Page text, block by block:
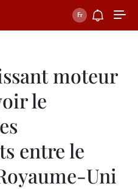
moteur
le
entre le
Uni